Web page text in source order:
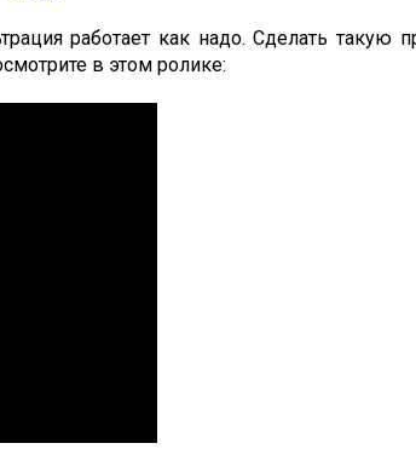
работает как надо. Сделать такую
в этом ролике: